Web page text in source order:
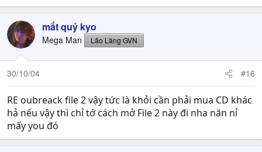
mắt quỷ kyo
Mega Man Lão Làng GVN
30/10/04 #16
RE oubreack file 2 vậy tức là khỏi cần phải mua CD khác
hả nếu vậy thì chỉ tớ cách mở File 2 này đi nha năn nỉ
mấy you đó